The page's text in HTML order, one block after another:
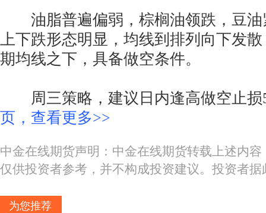
油脂普遍偏弱，棕榈油领跌，豆油
上下跌形态明显，均线到排列向下发
期均线之下，具备做空条件。
周三策略，建议日内逢高做空止损
页，查看更多>>
中金在线期货声明：中金在线期货转载上述内
仅供投资者参考，并不构成投资建议。投资者
为您推荐